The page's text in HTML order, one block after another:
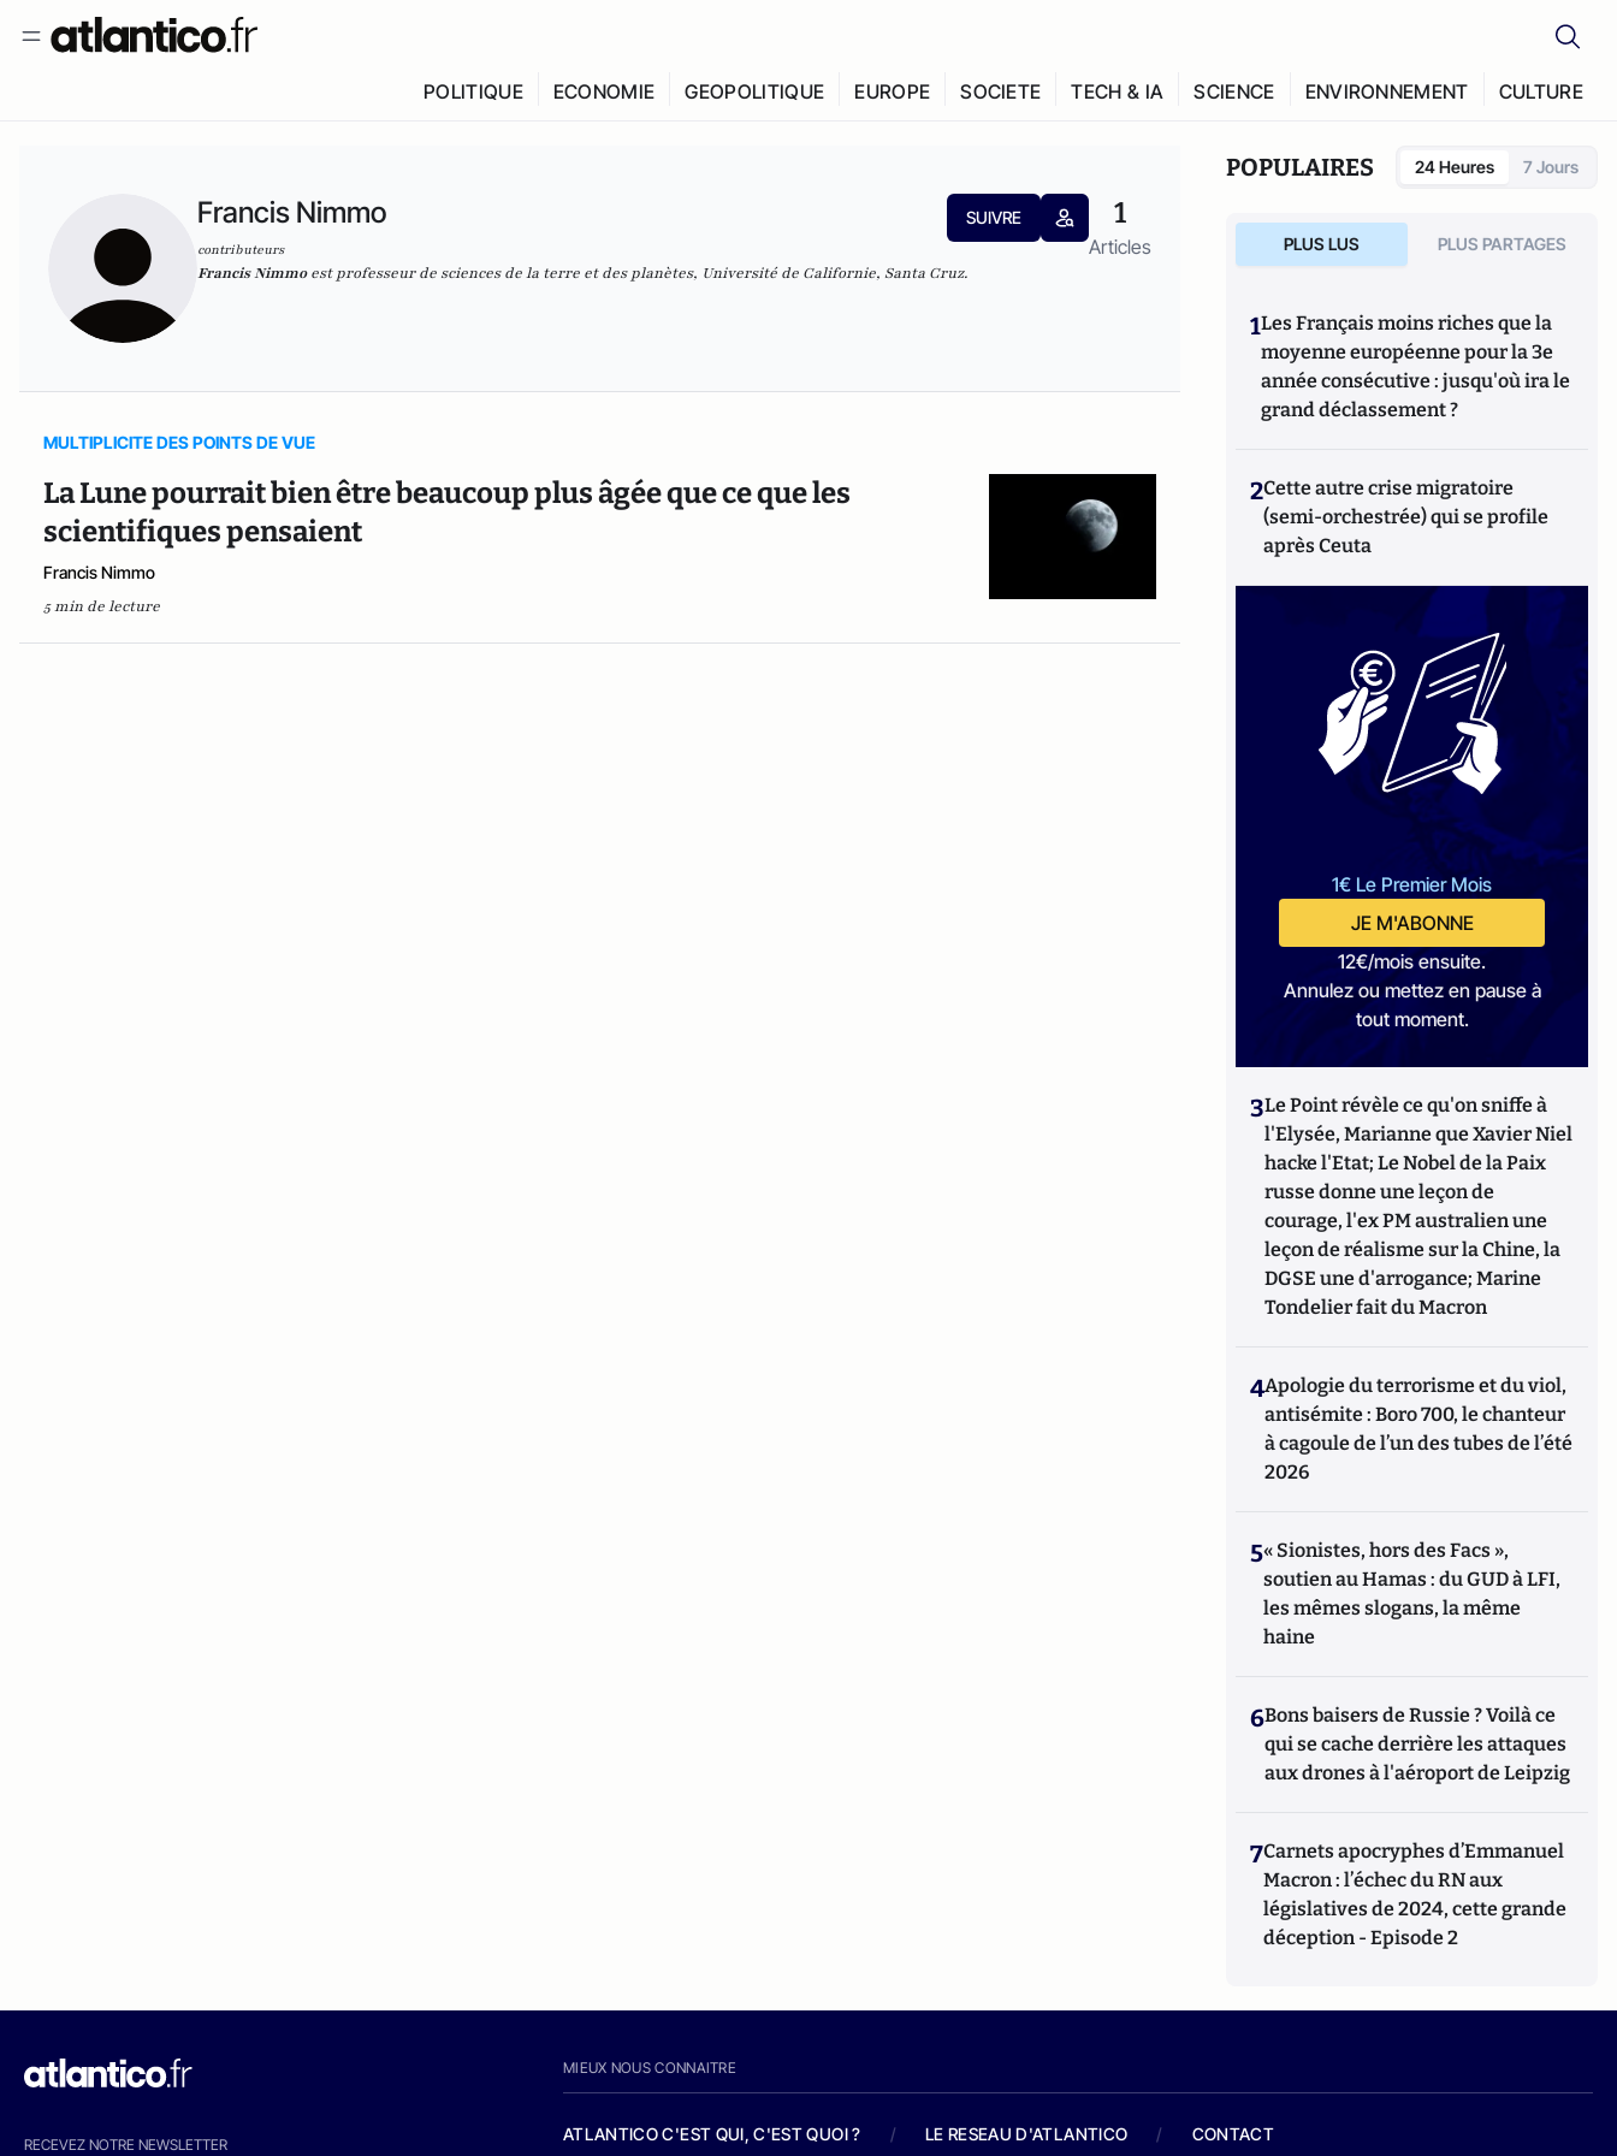
POLITIQUE ECONOMIE GEOPOLITIQUE EUROPE SOCIETE TECH & IA SCIENCE ENVIRONNEMENT CULTURE
Francis Nimmo
contributeurs
SUIVRE 1
Articles
Francis Nimmoest professeur de sciences de la terre et des planètes, Université de Californie, Santa Cruz.
MULTIPLICITE DES POINTS DE VUE
La Lune pourrait bien être beaucoup plus âgée que ce que les
scientifiques pensaient
Francis Nimmo
5 min de lecture
POPULAIRES 24 Heures 7 Jours
PLUS LUS PLUS PARTAGES
1Les Français moins riches que la
moyenne européenne pour la 3e
année consécutive : jusqu'où ira le
grand déclassement ?
2Cette autre crise migratoire
(semi-orchestrée) qui se profile
après Ceuta
1€ Le Premier Mois
JE M'ABONNE
12€/mois ensuite.
Annulez ou mettez en pause à
tout moment.
3Le Point révèle ce qu'on sniffe à
l'Elysée, Marianne que Xavier Niel
hacke l'Etat; Le Nobel de la Paix
russe donne une leçon de
courage, l'ex PM australien une
leçon de réalisme sur la Chine, la
DGSE une d'arrogance; Marine
Tondelier fait du Macron
4Apologie du terrorisme et du viol,
antisémite : Boro 700, le chanteur
à cagoule de l’un des tubes de l’été
2026
5« Sionistes, hors des Facs »,
soutien au Hamas : du GUD à LFI,
les mêmes slogans, la même
haine
6Bons baisers de Russie ? Voilà ce
qui se cache derrière les attaques
aux drones à l'aéroport de Leipzig
7Carnets apocryphes d’Emmanuel
Macron : l’échec du RN aux
législatives de 2024, cette grande
déception - Episode 2
RECEVEZ NOTRE NEWSLETTER
MIEUX NOUS CONNAITRE
ATLANTICO C'EST QUI, C'EST QUOI ? / LE RESEAU D'ATLANTICO / CONTACT